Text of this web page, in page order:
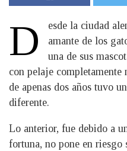
D
esde la ciudad
amante de los
una de sus
con pelaje completamente
de apenas dos años tuvo
diferente.
Lo anterior, fue debido a
fortuna, no pone en